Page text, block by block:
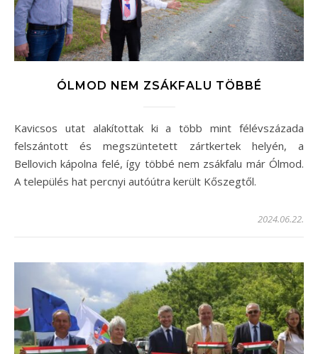
ÓLMOD NEM ZSÁKFALU TÖBBÉ
Kavicsos utat alakítottak ki a több mint félévszázada
felszántott és megszüntetett zártkertek helyén, a
Bellovich kápolna felé, így többé nem zsákfalu már Ólmod.
A település hat percnyi autóútra került Kőszegtől.
2024.06.22.